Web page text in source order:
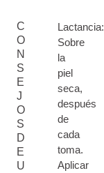
C
O
N
S
E
J
O
S
D
E
U
Lactancia:
Sobre
la
piel
seca,
después
de
cada
toma.
Aplicar